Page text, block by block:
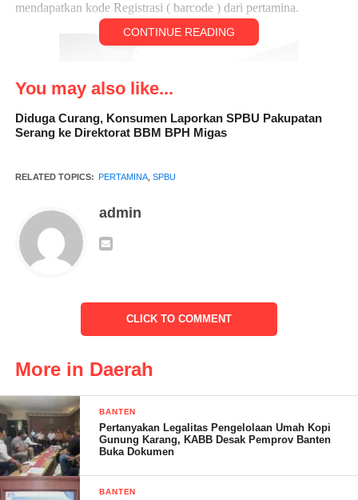
mendapatkan kode Registrasi ( barcode ) dari pertamina.
STNK dan Foto kendaraan yang akan di daftarkannya,” ucap iis
merasa kebingungan dengan adanya aturan baru ini. “Saya tidak
mendaftarkan kendaraan ini harus memiliki handphone android
dan nomor akun, handphone hanya bisa di gunakan untuk
komunikasi saja,” tegasnya
“Saya ucapkan terima kasih kepada petugas SPBU terminal
CONTINUE READING
You may also like...
Diduga Curang, Konsumen Laporkan SPBU Pakupatan
Serang ke Direktorat BBM BPH Migas
RELATED TOPICS: PERTAMINA, SPBU
admin
CLICK TO COMMENT
More in Daerah
BANTEN
Pertanyakan Legalitas Pengelolaan Umah Kopi
Gunung Karang, KABB Desak Pemprov Banten
Buka Dokumen
BANTEN